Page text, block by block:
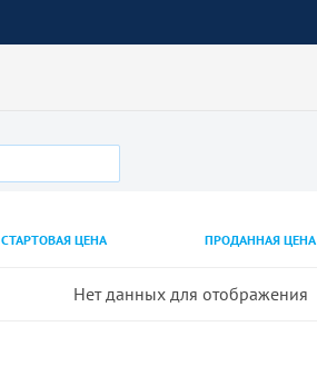
СТАРТОВАЯ ЦЕНА ПРОДАННАЯ ЦЕНА
Нет данных для отображения